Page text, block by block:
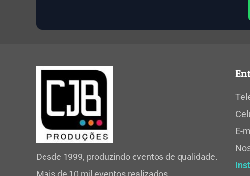
Desde 1999, produzindo eventos de qualidade.
Mais de 10 mil eventos realizados.
E-